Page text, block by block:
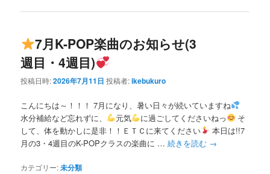
7月K-POP楽曲のお知らせ(3
週目・4週目)
投稿日時:2026年7月11日 投稿者:ikebukuro
こんにちは～！！！ 7月になり、暑い日々が続いていますね
水分補給など忘れずに、
元気 に過ごしてくださいねっ
そ
して、体を動かしに是非！！ＥＴＣに来てください
本日は!!7
月の3・4週目のK-POPクラスの楽曲に …続きを読む →
カテゴリー:未分類